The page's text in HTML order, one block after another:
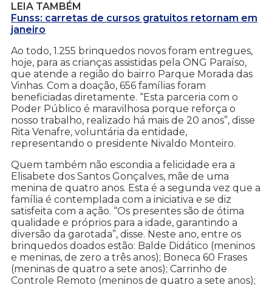
LEIA TAMBÉM
Funss: carretas de cursos gratuitos retornam em
janeiro
Ao todo, 1.255 brinquedos novos foram entregues,
hoje, para as crianças assistidas pela ONG Paraíso,
que atende a região do bairro Parque Morada das
Vinhas. Com a doação, 656 famílias foram
beneficiadas diretamente. “Esta parceria com o
Poder Público é maravilhosa porque reforça o
nosso trabalho, realizado há mais de 20 anos”, disse
Rita Venafre, voluntária da entidade,
representando o presidente Nivaldo Monteiro.
Quem também não escondia a felicidade era a
Elisabete dos Santos Gonçalves, mãe de uma
menina de quatro anos. Esta é a segunda vez que a
família é contemplada com a iniciativa e se diz
satisfeita com a ação. “Os presentes são de ótima
qualidade e próprios para a idade, garantindo a
diversão da garotada”, disse. Neste ano, entre os
brinquedos doados estão: Balde Didático (meninos
e meninas, de zero a três anos); Boneca 60 Frases
(meninas de quatro a sete anos); Carrinho de
Controle Remoto (meninos de quatro a sete anos);